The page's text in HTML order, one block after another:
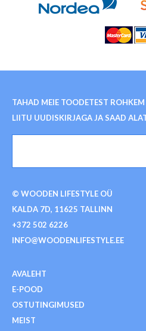
TAHAD MEIE TOODETEST
LIITU UUDISKIRJAGA JA SAAD
© WOODEN LIFESTYLE OÜ
KALDA 7D, 11625 TALLINN
+372 502 6226
INFO@WOODENLIFESTYLE.EE
AVALEHT
E-POOD
OSTUTINGIMUSED
MEIST